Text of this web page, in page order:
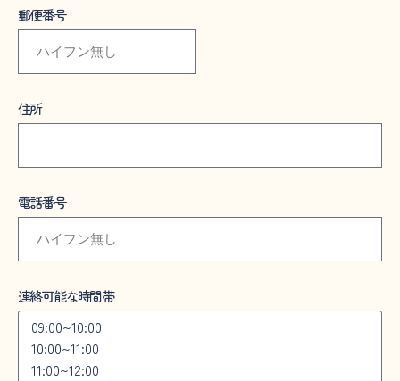
郵便番号
住所
電話番号
連絡可能な時間帯